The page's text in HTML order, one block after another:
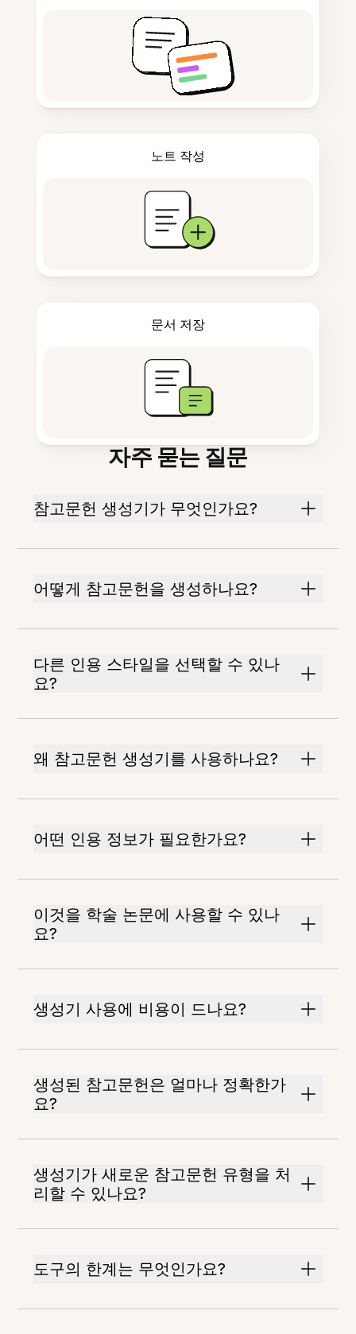
노트 작성
문서 저장
자주 묻는 질문
참고문헌 생성기가 무엇인가요?
어떻게 참고문헌을 생성하나요?
다른 인용 스타일을 선택할 수 있나
요?
왜 참고문헌 생성기를 사용하나요?
어떤 인용 정보가 필요한가요?
이것을 학술 논문에 사용할 수 있나
요?
생성기 사용에 비용이 드나요?
생성된 참고문헌은 얼마나 정확한가
요?
생성기가 새로운 참고문헌 유형을 처
리할 수 있나요?
도구의 한계는 무엇인가요?